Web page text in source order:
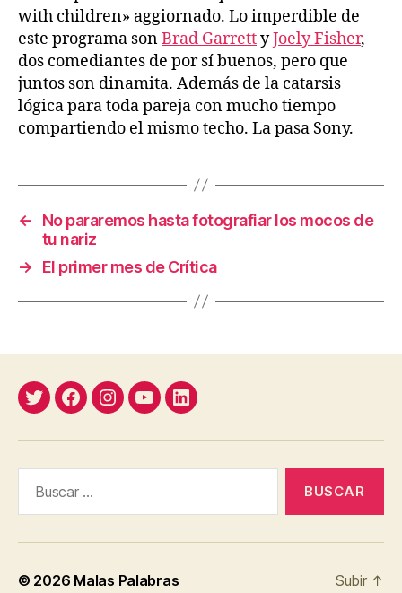
with children» aggiornado. Lo imperdible de
este programa sonBrad GarrettyJoely Fisher,
dos comediantes de por sí buenos, pero que
juntos son dinamita. Además de la catarsis
lógica para toda pareja con mucho tiempo
compartiendo el mismo techo. La pasa Sony.
←
No pararemos hasta fotografiar los mocos de
tu nariz
→
El primer mes de Crítica
TwitterFacebookInstagram
YouTubeLinkedin
© 2026 Malas Palabras Subir ↑